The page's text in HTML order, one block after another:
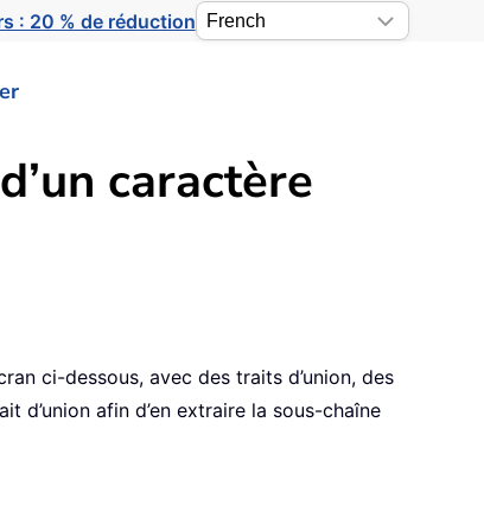
: 20 % de réduction
caractère
ci-dessous, avec des traits d’union, des
d’union afin d’en extraire la sous-chaîne